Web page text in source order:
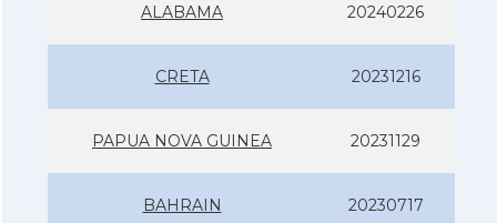
ALABAMA 20240226
CRETA 20231216
PAPUA NOVA GUINEA 20231129
BAHRAIN 20230717